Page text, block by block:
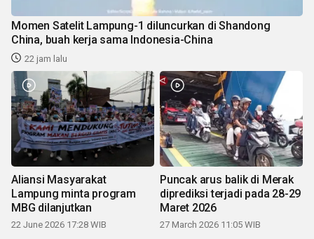
Momen Satelit Lampung-1 diluncurkan di Shandong
China, buah kerja sama Indonesia-China
22 jam lalu
Aliansi Masyarakat
Lampung minta program
MBG dilanjutkan
22 June 2026 17:28 WIB
Puncak arus balik di Merak
diprediksi terjadi pada 28-29
Maret 2026
27 March 2026 11:05 WIB